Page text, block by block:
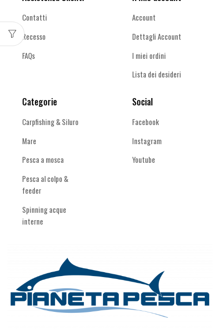
Contatti
Recesso
FAQs
Account
Dettagli Account
I miei ordini
Lista dei desideri
Categorie
Carpfishing & Siluro
Mare
Pesca a mosca
Pesca al colpo &
feeder
Spinning acque
interne
Social
Facebook
Instagram
Youtube